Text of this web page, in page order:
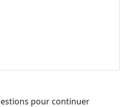
pour continuer